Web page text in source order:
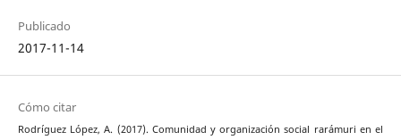
Publicado
2017-11-14
Cómo citar
Rodríguez López, A. (2017). Comunidad y organización social rarámuri en el